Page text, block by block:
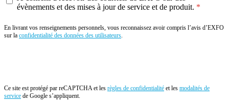
évènements et des mises à jour de service et de produit.
En livrant vos renseignements personnels, vous reconnaissez avoir compris l’avis d’EXFO
sur la confidentialité des données des utilisateurs.
Ce site est protégé par reCAPTCHA et les règles de confidentialité et les modalités de
service de Google s’appliquent.